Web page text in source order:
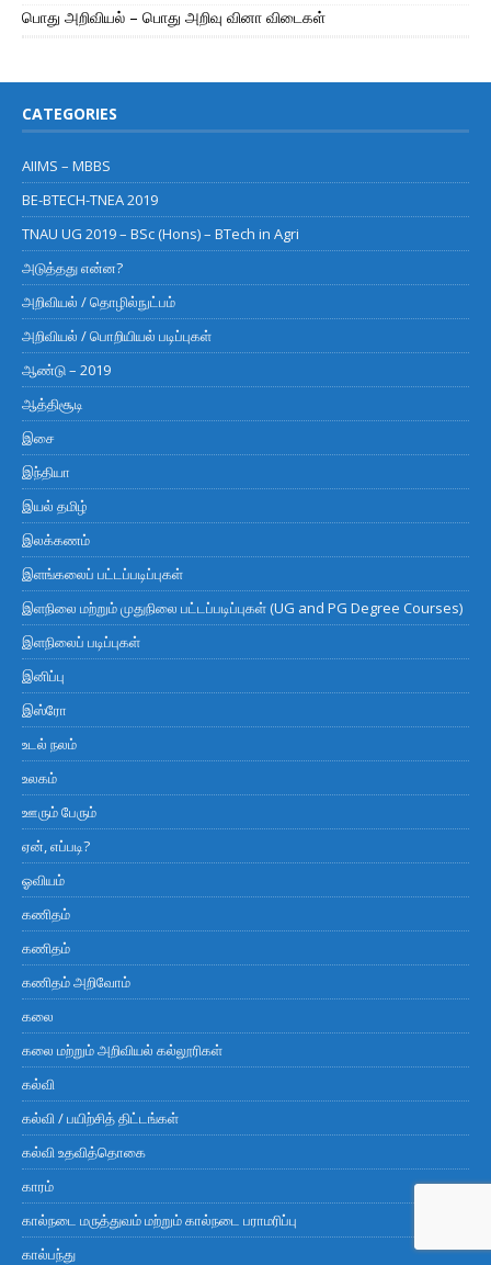
பொது அறிவியல் – பொது அறிவு வினா விடைகள்
CATEGORIES
AIIMS – MBBS
BE-BTECH-TNEA 2019
TNAU UG 2019 – BSc (Hons) – BTech in Agri
அடுத்தது என்ன?
அறிவியல் / தொழில்நுட்பம்
அறிவியல் / பொறியியல் படிப்புகள்
ஆண்டு – 2019
ஆத்திசூடி
இசை
இந்தியா
இயல் தமிழ்
இலக்கணம்
இளங்கலைப் பட்டப்படிப்புகள்
இளநிலை மற்றும் முதுநிலை பட்டப்படிப்புகள் (UG and PG Degree Courses)
இளநிலைப் படிப்புகள்
இனிப்பு
இஸ்ரோ
உடல் நலம்
உலகம்
ஊரும் பேரும்
ஏன், எப்படி?
ஓவியம்
கணிதம்
கணிதம்
கணிதம் அறிவோம்
கலை
கலை மற்றும் அறிவியல் கல்லூரிகள்
கல்வி
கல்வி / பயிற்சித் திட்டங்கள்
கல்வி உதவித்தொகை
காரம்
கால்நடை மருத்துவம் மற்றும் கால்நடை பராமரிப்பு
கால்பந்து